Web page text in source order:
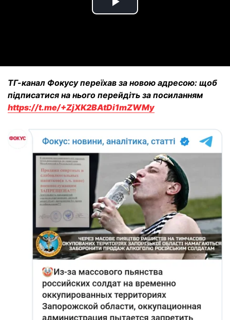
Play
ТГ-канал Фокусу переїхав за новою адресою: щоб
підписатися на нього перейдіть за посиланням
https://t.me/+ZjXK2BAtDi1mZWMy